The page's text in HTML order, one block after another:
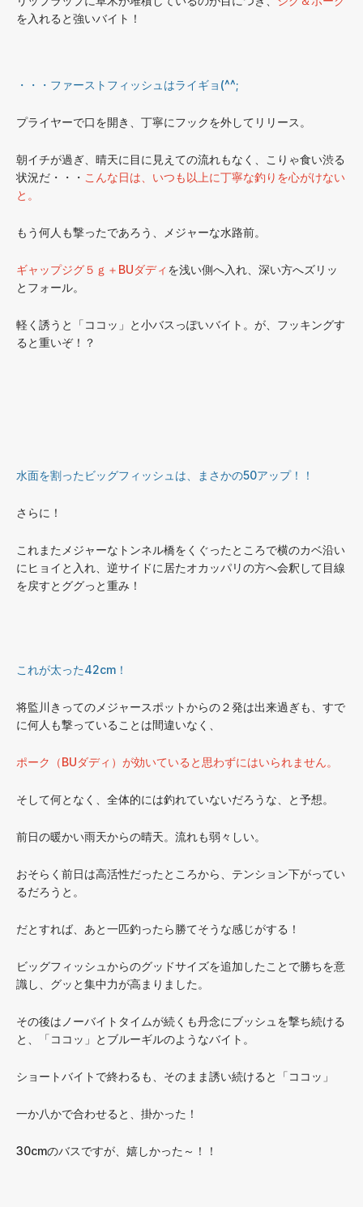
を入れると強いバイト！
・・・ファーストフィッシュはライギョ(^^;
プライヤーで口を開き、丁寧にフックを外してリリース。
朝イチが過ぎ、晴天に目に見えての流れもなく、こりゃ食い渋る
状況だ・・・ こんな日は、いつも以上に丁寧な釣りを心がけない
と。
もう何人も撃ったであろう、メジャーな水路前。
ギャップジグ５ｇ＋BUダディ を浅い側へ入れ、深い方へズリッ
とフォール。
軽く誘うと「ココッ」と小バスっぽいバイト。が、フッキングす
ると重いぞ！？
水面を割ったビッグフィッシュは、まさかの50アップ！！
さらに！
これまたメジャーなトンネル橋をくぐったところで横のカベ沿い
にヒョイと入れ、逆サイドに居たオカッパリの方へ会釈して目線
を戻すとググっと重み！
これが太った42cm！
将監川きってのメジャースポットからの２発は出来過ぎも、すで
に何人も撃っていることは間違いなく、
ポーク（BUダディ）が効いていると思わずにはいられません。
そして何となく、全体的には釣れていないだろうな、と予想。
前日の暖かい雨天からの晴天。流れも弱々しい。
おそらく前日は高活性だったところから、テンション下がってい
るだろうと。
だとすれば、あと一匹釣ったら勝てそうな感じがする！
ビッグフィッシュからのグッドサイズを追加したことで勝ちを意
識し、グッと集中力が高まりました。
その後はノーバイトタイムが続くも丹念にブッシュを撃ち続ける
と、「ココッ」とブルーギルのようなバイト。
ショートバイトで終わるも、そのまま誘い続けると「ココッ」
一か八かで合わせると、掛かった！
30cmのバスですが、嬉しかった～！！